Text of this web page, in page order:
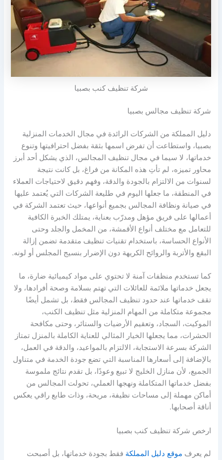
شركة تنظيف كنب بصبيا
شركة تنظيف مجالس بصبيا
دليل المملكة من الشركات الرائدة في مجال الخدمات المنزلية
بصبيا، واستطاعت أن تفرض اسمها بثقة بفضل احترافيتها وتنوع
خدماتها، لا سيما في مجال تنظيف المجالس، الذي يشكل أحد أبرز
محاور تميزه، لم تأتِ هذه المكانة من فراغ، بل كانت نتيجة
لسنوات من الالتزام بالجودة والدقة، وفهم دقيق لاحتياجات العملاء
في المنطقة، ما جعلها اليوم في طليعة الشركات التي يُعتمد عليها
في صيانة ونظافة المجالس بجميع أنواعها، حيث تعتمد الشركة في
أعمالها على فريق مؤهل ومدرّب بعناية، يمتلك الخبرة الكافية
للتعامل مع مختلف أنواع الأقمشة، من المخمل والجلد وحتى
الأنواع الحساسة، باستخدام تقنيات تنظيف متقدمة تضمن إزالة
البقع والأتربة والروائح الكريهة دون الإضرار بنسيج المجلس أو لونه.
كما تستخدم منظفات آمنة لا تحتوي على مواد كيميائية ضارة، ما
يجعل خدماتها ملائمة للعائلات التي تهتم بسلامة وصحة أفرادها، ولا
تقف خدماتها عند حدود تنظيف المجالس فقط، بل تشمل أيضًا
مجموعة متكاملة من المهام المنزلية مثل تنظيف الكنب،
الموكيت، السجاد، وتعقيم الأرضيات والستائر، وحتى مكافحة
الحشرات، مما يجعلها الخيار المثالي للعناية الكاملة بالمنزل تمتاز
الشركة بسرعة الاستجابة، الالتزام بالمواعيد، والدقة في العمل،
بالإضافة إلى أسعارها المناسبة التي تضع جودة الخدمة في متناول
الجميع، لأن منازل الخليج لا تبيع وعودًا، بل تقدم نتائج ملموسة
بفضل خدماتها المتكاملة ونهجها العملي، تحولت المجالس من
أماكن مهملة إلى مساحات نظيفة، مريحة، وذات طابع راقي يعكس
أناقة أصحابها.
ارخص شركة تنظيف كنب بصبيا
لم يعرف موقع دليل المملكة فقط بجودة خدماتها، بل أصبحت